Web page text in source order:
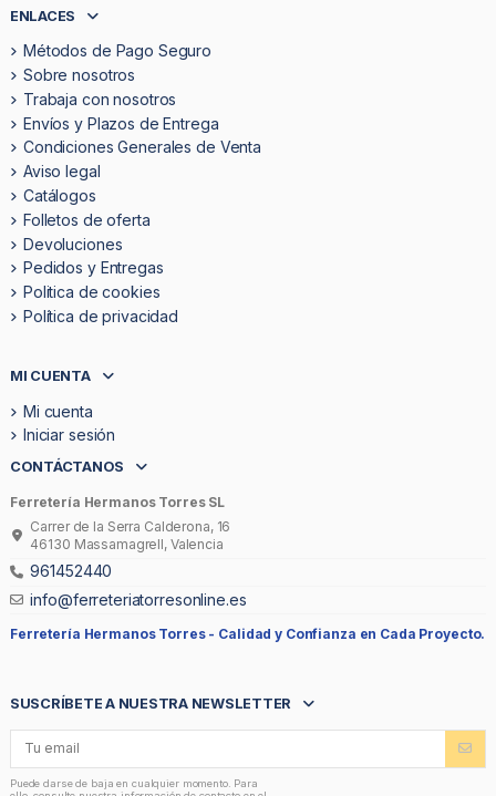
ENLACES
Métodos de Pago Seguro
Sobre nosotros
Trabaja con nosotros
Envíos y Plazos de Entrega
Condiciones Generales de Venta
Aviso legal
Catálogos
Folletos de oferta
Devoluciones
Pedidos y Entregas
Politica de cookies
Política de privacidad
MI CUENTA
Mi cuenta
Iniciar sesión
CONTÁCTANOS
Ferretería Hermanos Torres SL
Carrer de la Serra Calderona, 16
46130 Massamagrell, Valencia
961452440
info@ferreteriatorresonline.es
Ferretería Hermanos Torres - Calidad y Confianza en Cada Proyecto.
SUSCRÍBETE A NUESTRA NEWSLETTER
Puede darse de baja en cualquier momento. Para